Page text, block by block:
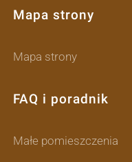
Mapa strony
Mapa strony
FAQ i poradnik
Małe pomieszczenia